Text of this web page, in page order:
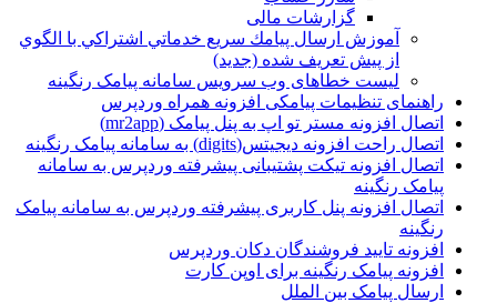
گزارشات مالی
آموزش ارسال پيامك سريع خدماتي اشتراكي با الگوي
از پيش تعريف شده (جدید)
لیست خطاهای وب سرویس سامانه پیامک رنگینه
راهنمای تنظیمات پیامکی افزونه همراه وردپرس
اتصال افزونه مستر تو اپ به پنل پیامک (mr2app)
اتصال راحت افزونه دیجیتس(digits) به سامانه پیامک رنگینه
اتصال افزونه تیکت پشتیبانی پیشرفته وردپرس به سامانه
پیامک رنگینه
اتصال افزونه پنل کاربری پیشرفته وردپرس به سامانه پیامک
رنگینه
افزونه تایید فروشندگان دکان وردپرس
افزونه پیامک رنگینه برای اوپن کارت
ارسال پیامک بین الملل